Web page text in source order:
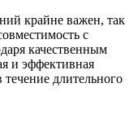
крайне важен, так
с
качественным
и эффективная
длительного